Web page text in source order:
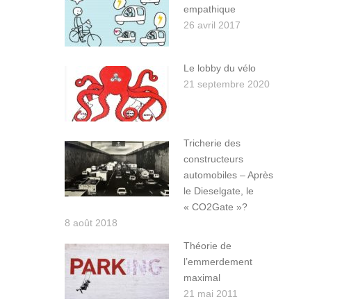
empathique
26 avril 2017
Le lobby du vélo
21 septembre 2020
Tricherie des
constructeurs
automobiles – Après
le Dieselgate, le
« CO2Gate »?
8 août 2018
Théorie de
l’emmerdement
maximal
21 mai 2011